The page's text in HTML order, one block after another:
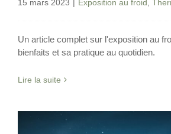
15 mars 2023 | Exposition au froid
Un article complet sur l'exposition au
bienfaits et sa pratique au quotidien.
Lire la suite